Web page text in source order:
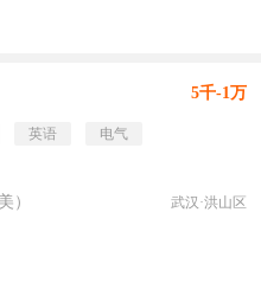
5千-1万
英语
电气
） 武汉·洪山区